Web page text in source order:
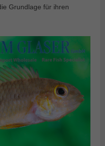
Grundlage für ihren